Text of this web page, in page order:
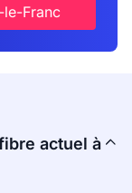
le-Franc
actuel à